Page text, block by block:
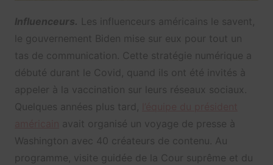
Influenceurs. Les influenceurs américains le savent,
le gouvernement Biden mise sur eux pour tout un
tas de communication. Cette stratégie numérique a
débuté durant le Covid, quand ils ont été invités à
appeler à la vaccination sur leurs réseaux sociaux.
Quelques années plus tard,
avait organisé un voyage de presse à
Washington avec 40 créateurs de contenu. Au
programme, visite guidée de la Cour suprême et du